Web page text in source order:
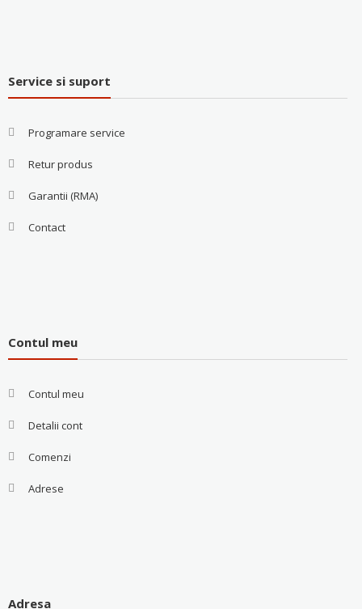
Service si suport
Programare service
Retur produs
Garantii (RMA)
Contact
Contul meu
Contul meu
Detalii cont
Comenzi
Adrese
Adresa